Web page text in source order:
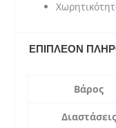
ποσότητα
ΕΠΙΠΛΈΟΝ
Βάρος
Διαστάσεις